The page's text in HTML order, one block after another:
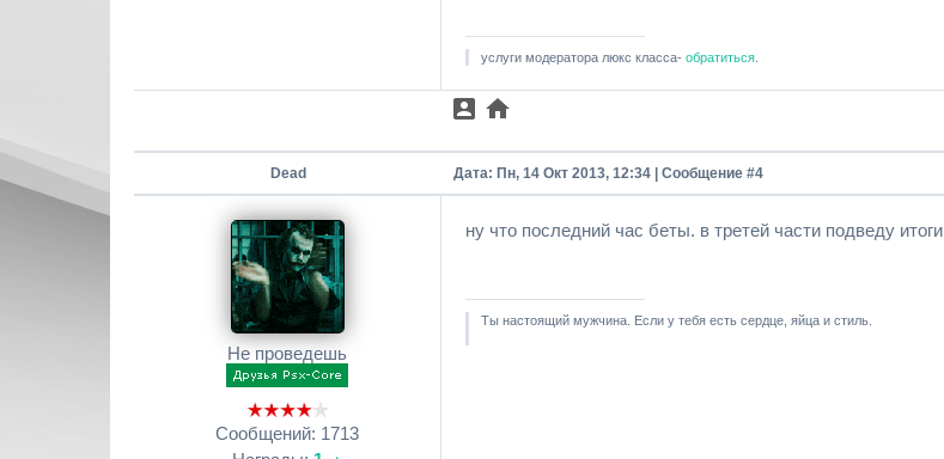
услуги модератора люкс класса- обратиться
Dead Дата: Пн, 14 Окт 2013, 12:34 | Сообщение #4
Не проведешь
Сообщений: 1713
ну что последний час беты. в третей части подведу итоги
Ты настоящий мужчина. Если у тебя есть сердце, яйца и стиль.